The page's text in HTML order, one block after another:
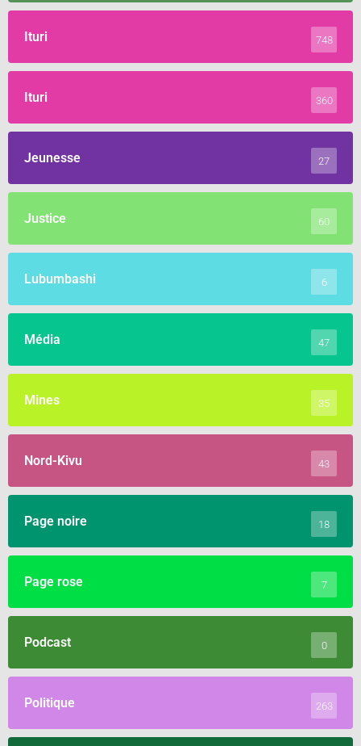
Ituri 748
Ituri 360
Jeunesse 27
Justice 60
Lubumbashi 6
Média 47
Mines 35
Nord-Kivu 43
Page noire 18
Page rose 7
Podcast 0
Politique 263